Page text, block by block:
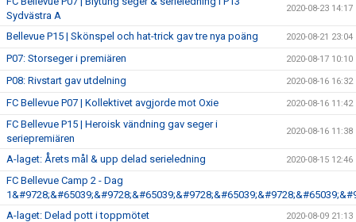
Sydvästra A
2020-08-23 14:17
Bellevue P15 | Skönspel och hat-trick gav tre nya poäng 2020-08-21 23:04
P07: Storseger i premiären 2020-08-17 10:10
P08: Rivstart gav utdelning 2020-08-16 16:32
FC Bellevue P07 | Kollektivet avgjorde mot Oxie 2020-08-16 11:42
FC Bellevue P15 | Heroisk vändning gav seger i
seriepremiären
2020-08-16 11:38
A-laget: Årets mål & upp delad serieledning 2020-08-15 12:46
FC Bellevue Camp 2 - Dag
A-laget: Delad pott i toppmötet
2020-08-09 21:13